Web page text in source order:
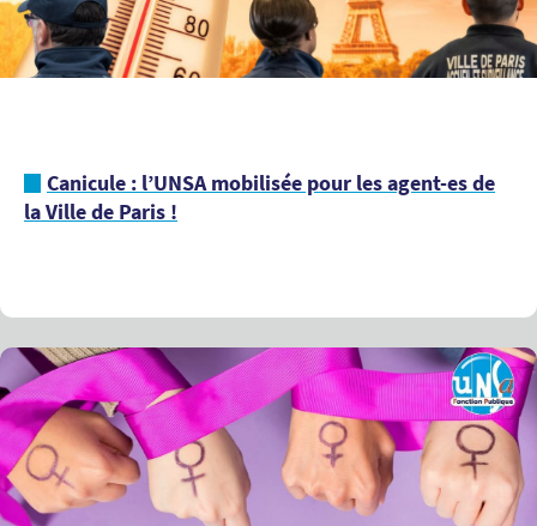
Canicule : l’UNSA mobilisée pour les agent-es de
la Ville de Paris !